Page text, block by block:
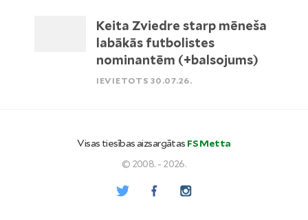
Keita Zviedre starp mēneša
labākās futbolistes
nominantēm (+balsojums)
IEVIETOTS 30.07.26.
Visas tiesības aizsargātas FS Metta
© 2008. - 2026.